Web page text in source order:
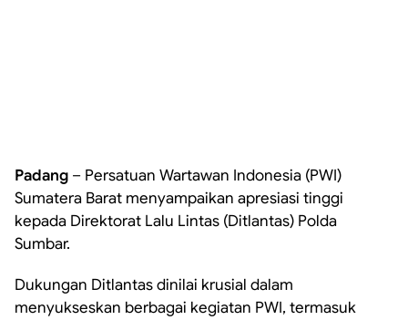
Padang – Persatuan Wartawan Indonesia (PWI)
Sumatera Barat menyampaikan apresiasi tinggi
kepada Direktorat Lalu Lintas (Ditlantas) Polda
Sumbar.
Dukungan Ditlantas dinilai krusial dalam
menyukseskan berbagai kegiatan PWI, termasuk